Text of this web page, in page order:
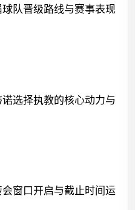
队晋级路线与赛事表现
选择执教的核心动力与
窗口开启与截止时间运